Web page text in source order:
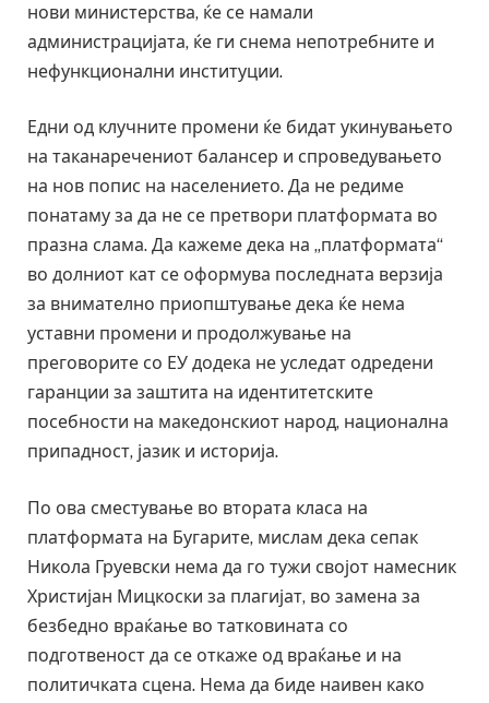
нови министерства, ќе се намали
администрацијата, ќе ги снема непотребните и
нефункционални институции.
Едни од клучните промени ќе бидат укинувањето
на таканаречениот балансер и спроведувањето
на нов попис на населението. Да не редиме
понатаму за да не се претвори платформата во
празна слама. Да кажеме дека на „платформата“
во долниот кат се оформува последната верзија
за внимателно приопштување дека ќе нема
уставни промени и продолжување на
преговорите со ЕУ додека не уследат одредени
гаранции за заштита на идентитетските
посебности на македонскиот народ, национална
припадност, јазик и историја.
По ова сместување во втората класа на
платформата на Бугарите, мислам дека сепак
Никола Груевски нема да го тужи својот намесник
Христијан Мицкоски за плагијат, во замена за
безбедно враќање во татковината со
подготвеност да се откаже од враќање и на
политичката сцена. Нема да биде наивен како